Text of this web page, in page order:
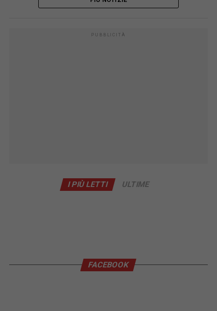
PUBBLICITÀ
I PIÙ LETTI ULTIME
FACEBOOK